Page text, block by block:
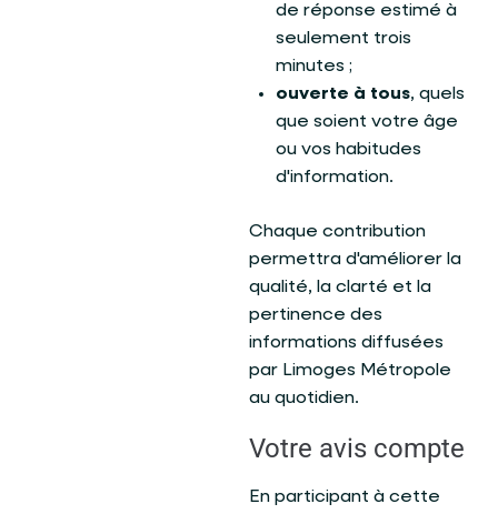
de réponse estimé à
seulement trois
minutes ;
ouverte à tous, quels
que soient votre âge
ou vos habitudes
d'information.
Chaque contribution
permettra d'améliorer la
qualité, la clarté et la
pertinence des
informations diffusées
par Limoges Métropole
au quotidien.
Votre avis compte
En participant à cette